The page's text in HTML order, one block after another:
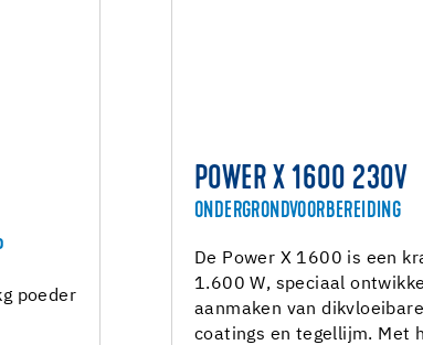
poeder
POWER X 1600 230V
ONDERGRONDVOORBEREIDING
De Power X 1600 is een
1.600 W, speciaal
aanmaken van
coatings en tegellijm. Met